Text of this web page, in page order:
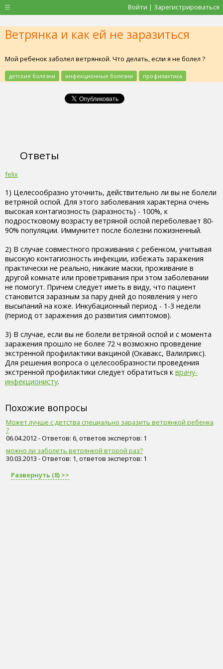
Войти | Зарегистрироваться
Ветрянка и как ей не заразиться
Мой ребенок заболел ветрянкой. Что делать, если я не болел ?
детские болезни инфекционные болезни профилактика
Ответы
felix
1) Целесообразно уточнить, действительно ли вы не болели
ветряной оспой. Для этого заболевания характерна очень
высокая контагиозность (заразность) - 100%, к
подростковому возрасту ветряной оспой переболевает 80-
90% популяции. Иммунитет после болезни пожизненный.
2) В случае совместного проживания с ребенком, учитывая
высокую контагиозность инфекции, избежать заражения
практически не реально, никакие маски, проживание в
другой комнате или проветривания при этом заболевании
не помогут. Причем следует иметь в виду, что пациент
становится заразным за пару дней до появления у него
высыпаний на коже. Инкубационный период - 1-3 недели
(период от заражения до развития симптомов).
3) В случае, если вы не болели ветряной оспой и с момента
заражения прошло не более 72 ч возможно проведение
экстренной профилактики вакциной (Окавакс, Валилрикс).
Для решения вопроса о целесообразности проведения
экстренной профилактики следует обратиться к врачу-
инфекционисту.
Похожие вопросы
Может лучше с детства специально заразить ветрянкой ребенка
?
06.04.2012 - Ответов: 6, ответов экспертов: 1
можно ли заболеть ветрянкой второй раз?
30.03.2013 - Ответов: 1, ответов экспертов: 1
Развернуть (8) >>